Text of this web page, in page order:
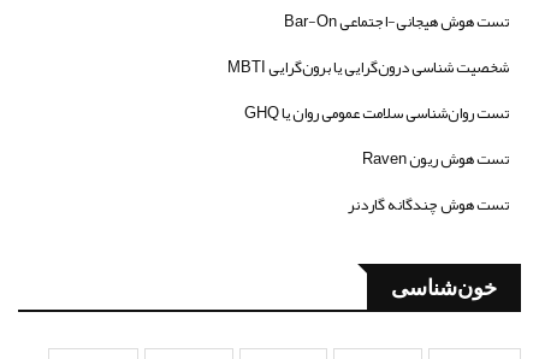
تست هوش هیجانی-اجتماعی Bar-On
شخصیت شناسی درون‌گرایی یا برون‌گرایی MBTI
تست روان‌شناسی سلامت عمومی روان یا GHQ
تست هوش ریون Raven
تست هوش چندگانه گاردنر
خون‌شناسی